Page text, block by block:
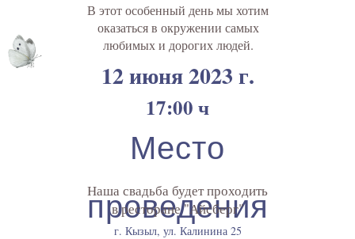
12 июня 2023 г.
17:00 ч
Место
проведения
В этот особенный день мы хотим
оказаться в окружении самых
любимых и дорогих людей.
Наша свадьба будет проходить
в ресторане "Айсберг"
г. Кызыл, ул. Калинина 25